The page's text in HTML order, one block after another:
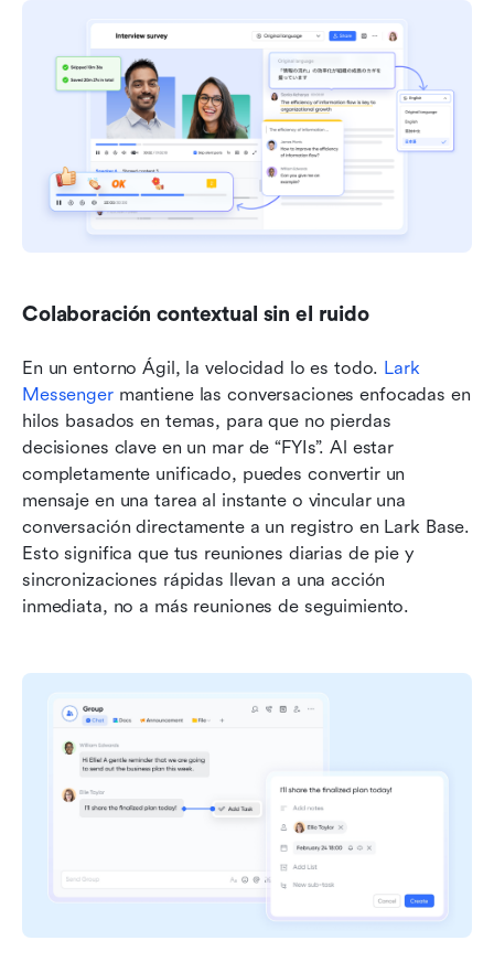
Colaboración contextual sin el ruido
En un entorno Ágil, la velocidad lo es todo. Lark
Messenger mantiene las conversaciones enfocadas en
hilos basados en temas, para que no pierdas
decisiones clave en un mar de “FYIs”. Al estar
completamente unificado, puedes convertir un
mensaje en una tarea al instante o vincular una
conversación directamente a un registro en Lark Base.
Esto significa que tus reuniones diarias de pie y
sincronizaciones rápidas llevan a una acción
inmediata, no a más reuniones de seguimiento.